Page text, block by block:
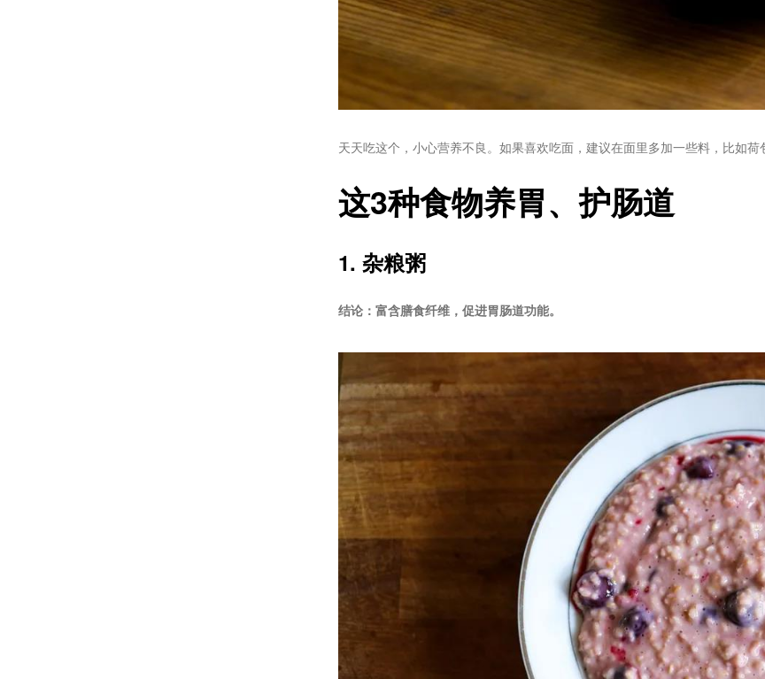
天天吃这个，小心营养不良。如果喜欢吃面，建议在面里多加一些料，比如荷
这3种食物养胃、护肠道
1. 杂粮粥
结论：富含膳食纤维，促进胃肠道功能。